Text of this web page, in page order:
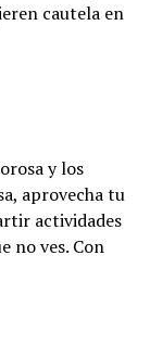
cautela en
y los
aprovecha tu
actividades
no ves. Con